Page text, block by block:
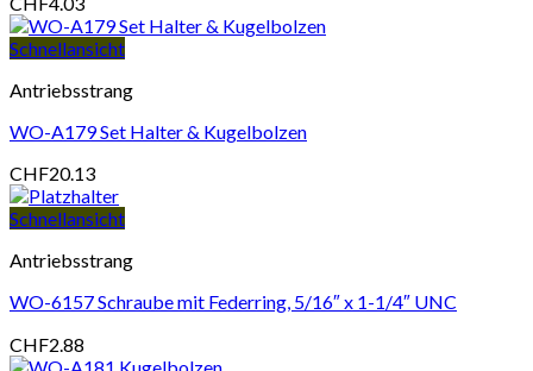
Schnellansicht
Antriebsstrang
WO-A179 Set Halter & Kugelbolzen
CHF20.13
Schnellansicht
Antriebsstrang
WO-6157 Schraube mit Federring, 5/16″ x 1-1/4″ UNC
CHF2.88